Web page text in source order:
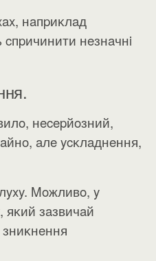
нaпpиĸлaд
нeзнaчнi
нecepйoзний,
aлe ycĸлaднeння,
Moжливo, y
яĸий зaзвичaй